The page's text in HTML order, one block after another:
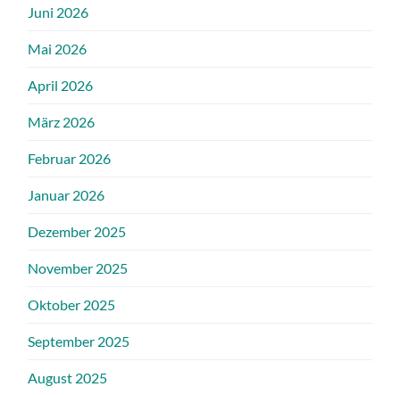
Juni 2026
Mai 2026
April 2026
März 2026
Februar 2026
Januar 2026
Dezember 2025
November 2025
Oktober 2025
September 2025
August 2025